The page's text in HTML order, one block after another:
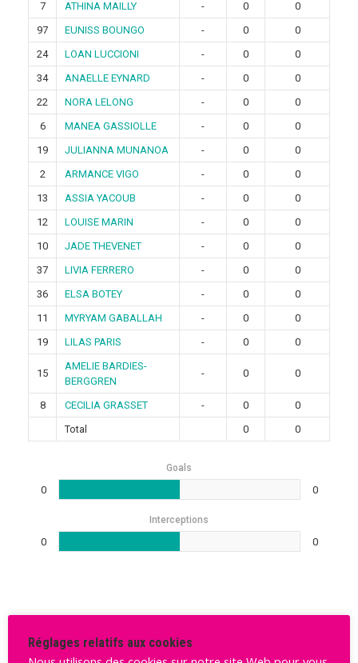
7
ATHINA MAILLY - 0
0
97
EUNISS BOUNGO - 0
0
24
LOAN LUCCIONI - 0
0
34
ANAELLE EYNARD - 0
0
22
NORA LELONG - 0
0
6
MANEA GASSIOLLE - 0
0
19
JULIANNA MUNANOA - 0
0
2
ARMANCE VIGO - 0
0
13
ASSIA YACOUB - 0
0
12
LOUISE MARIN - 0
0
10
JADE THEVENET - 0
0
37
LIVIA FERRERO - 0
0
36
ELSA BOTEY - 0
0
11
MYRYAM GABALLAH - 0
0
19
LILAS PARIS - 0 0
15
AMELIE BARDIES-
BERGGREN
- 0 0
8 CECILIA GRASSET - 0
0
Total
0 0
Goals
0 0
Interceptions
0 0
Rechercher
Réglages relatifs aux cookies